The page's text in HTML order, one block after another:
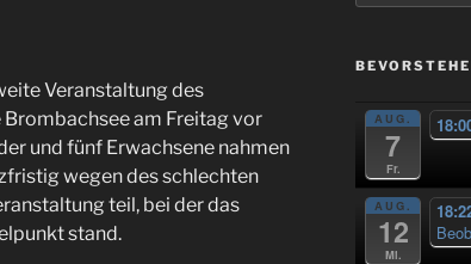
Veranstaltung des
am Freitag vor
und fünf Erwachsene nahmen
wegen des schlechten
teil, bei der das
stand.
AUG.
7
Fr.
AUG.
12
Mi.